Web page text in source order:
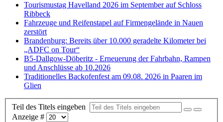
Tourismustag Havelland 2026 im September auf Schloss
Ribbeck
Fahrzeuge und Reifenstapel auf Firmengelände in Nauen
zerstört
Brandenburg: Bereits über 10.000 geradelte Kilometer bei
„ADFC on Tour“
B5-Dallgow-Döberitz - Erneuerung der Fahrbahn, Rampen
und Anschlüsse ab 10.2026
Traditionelles Backofenfest am 09.08. 2026 in Paaren im
Glien
Teil des Titels eingeben
Anzeige #